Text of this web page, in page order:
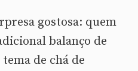
gostosa: quem
balanço de
de chá de